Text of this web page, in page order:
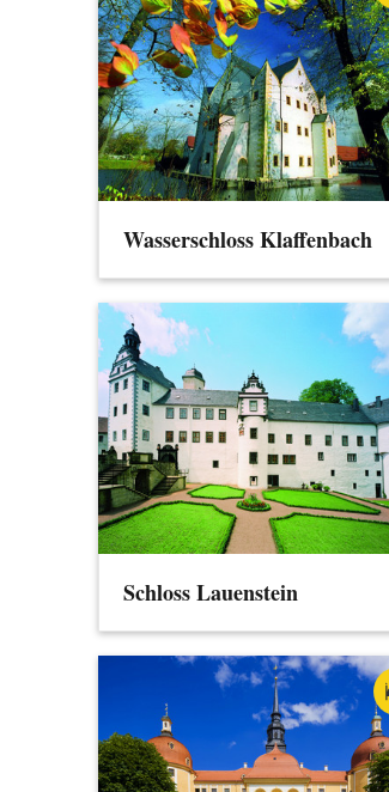
Wasserschloss Klaffenbach
Schloss Lauenstein